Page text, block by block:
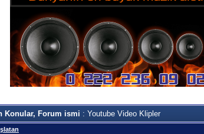
Konular, Forum ismi : Youtube Video Klipler